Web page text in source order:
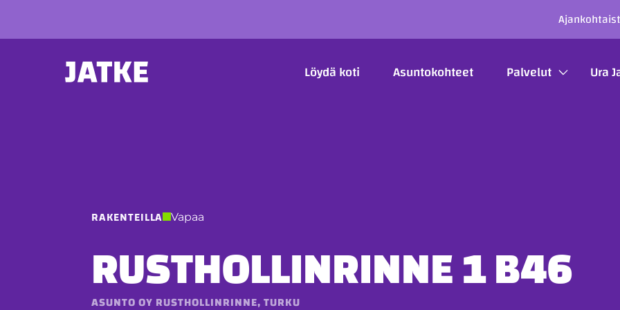
PÄÄVALIKKO
Löydä koti Asuntokohteet Palvelut Ura
RAKENTEILLA Vapaa
RUSTHOLLINRINNE 1 B46
ASUNTO OY RUSTHOLLINRINNE, TURKU